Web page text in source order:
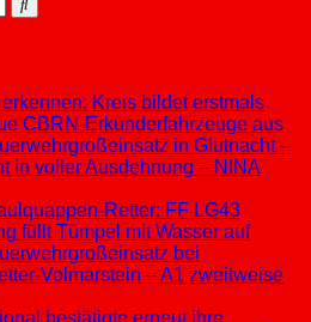
Kreis bildet erstmals
CBRN-Erkunderfahrzeuge aus
in Glutnacht –
in voller Ausdehnung – NINA
Retter: FF LG43
füllt Tümpel mit Wasser auf
bei
Volmarstein – A1 zweitweise
bestätigte erneut ihre